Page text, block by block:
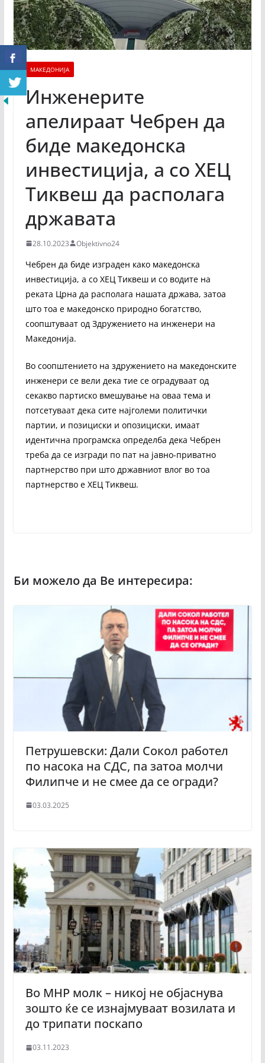
МАКЕДОНИЈА
Инженерите
апелираат Чебрен да
биде македонска
инвестиција, а со ХЕЦ
Тиквеш да располага
државата
28.10.2023 Objektivno24
Чебрен да биде изграден како македонска
инвестиција, а со ХЕЦ Тиквеш и со водите на
реката Црна да располага нашата држава, затоа
што тоа е македонско природно богатство,
соопштуваат од Здружението на инженери на
Македонија.
Во соопштението на здружението на македонските
инженери се вели дека тие се оградуваат од
секакво партиско вмешување на оваа тема и
потсетуваат дека сите најголеми политички
партии, и позициски и опозициски, имаат
идентична програмска определба дека Чебрен
треба да се изгради по пат на јавно-приватно
партнерство при што државниот влог во тоа
партнерство е ХЕЦ Тиквеш.
Петрушевски: Дали Сокол работел
по насока на СДС, па затоа молчи
Филипче и не смее да се огради?
03.03.2025
Во МНР молк – никој не објаснува
зошто ќе се изнајмуваат возилата и
до трипати поскапо
03.11.2023